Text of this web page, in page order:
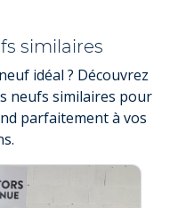
similaires
idéal ? Découvrez
neufs similaires pour
parfaitement à vos